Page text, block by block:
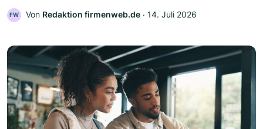
FW Von Redaktion firmenweb.de ‧ 14. Juli 2026